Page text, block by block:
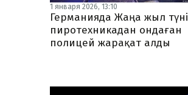
1 января 2026, 13:10
Германияда Жаңа жыл түні
пиротехникадан ондаған
полицей жарақат алды